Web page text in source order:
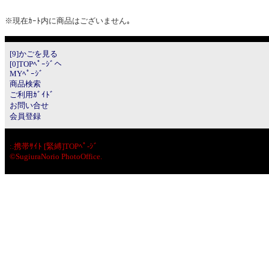
※現在ｶｰﾄ内に商品はございません｡
[9]かごを見る
[0]TOPﾍﾟｰｼﾞへ
MYﾍﾟｰｼﾞ
商品検索
ご利用ｶﾞｲﾄﾞ
お問い合せ
会員登録
:.携帯ｻｲﾄ [緊縛]TOPﾍﾟ-ｼﾞ
©SugiuraNorio PhotoOffice.